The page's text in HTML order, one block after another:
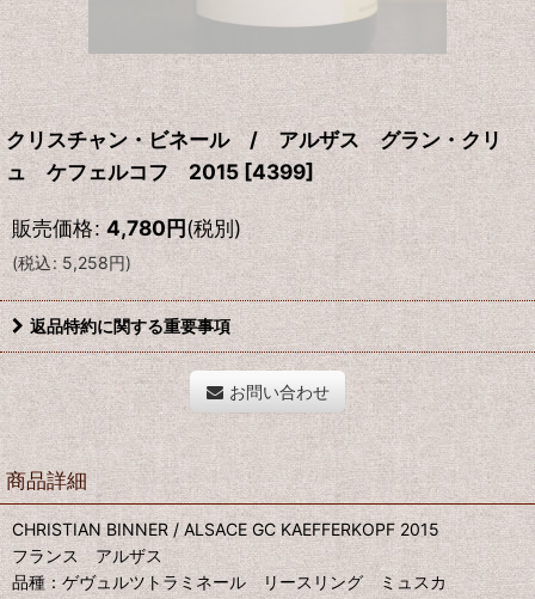
クリスチャン・ビネール / アルザス グラン・クリ
ュ ケフェルコフ 2015 [4399]
販売価格: 4,780円(税別)
(税込: 5,258円)
返品特約に関する重要事項
お問い合わせ
商品詳細
CHRISTIAN BINNER / ALSACE GC KAEFFERKOPF 2015
フランス アルザス
品種：ゲヴュルツトラミネール リースリング ミュスカ